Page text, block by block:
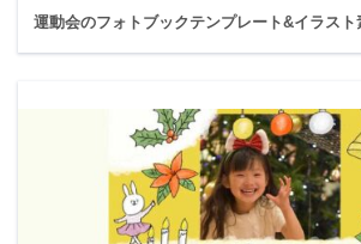
運動会のフォトブックテンプレート&イラスト